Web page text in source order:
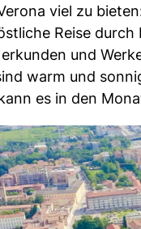
viel zu
Reise
und
warm und
es in den